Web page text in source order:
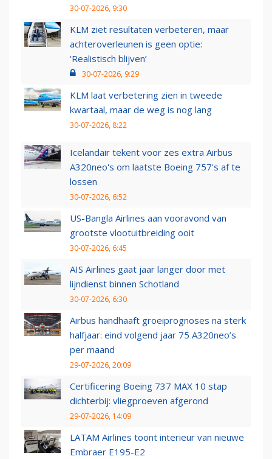
30-07-2026, 9:30
KLM ziet resultaten verbeteren, maar
achteroverleunen is geen optie:
‘Realistisch blijven’
30-07-2026, 9:29
KLM laat verbetering zien in tweede
kwartaal, maar de weg is nog lang
30-07-2026, 8:22
Icelandair tekent voor zes extra Airbus
A320neo's om laatste Boeing 757's af te
lossen
30-07-2026, 6:52
US-Bangla Airlines aan vooravond van
grootste vlootuitbreiding ooit
30-07-2026, 6:45
AIS Airlines gaat jaar langer door met
lijndienst binnen Schotland
30-07-2026, 6:30
Airbus handhaaft groeiprognoses na sterk
halfjaar: eind volgend jaar 75 A320neo’s
per maand
29-07-2026, 20:09
Certificering Boeing 737 MAX 10 stap
dichterbij: vliegproeven afgerond
29-07-2026, 14:09
LATAM Airlines toont interieur van nieuwe
Embraer E195-E2